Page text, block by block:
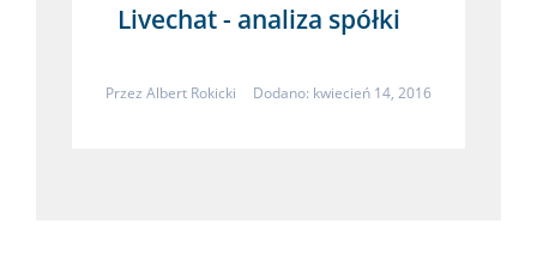
Livechat - analiza spółki
Przez Albert Rokicki Dodano: kwiecień 14, 2016